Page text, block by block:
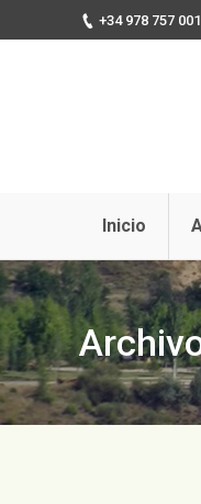
+34 978 757 001
Inicio